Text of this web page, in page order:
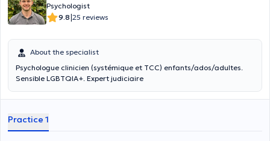
Psychologist
9.8|25 reviews
About the specialist
Psychologue clinicien (systémique et TCC) enfants/ados/adultes.
Sensible LGBTQIA+. Expert judiciaire
Practice 1